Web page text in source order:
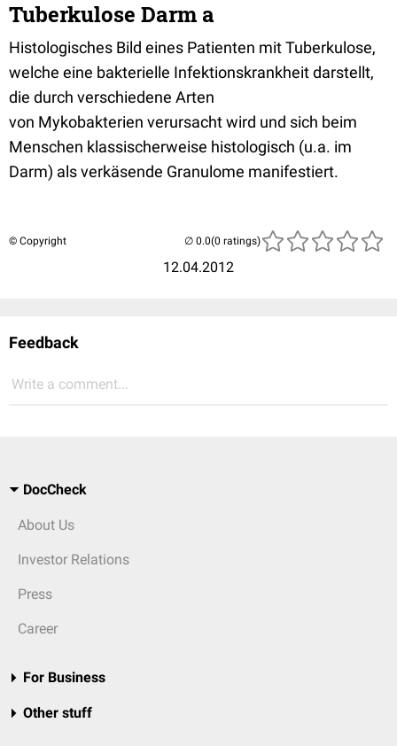
Tuberkulose Darm a
Histologisches Bild eines Patienten mit Tuberkulose,
welche eine bakterielle Infektionskrankheit darstellt,
die durch verschiedene Arten
von Mykobakterien verursacht wird und sich beim
Menschen klassischerweise histologisch (u.a. im
Darm) als verkäsende Granulome manifestiert.
© Copyright
12.04.2012
(0 ratings)
Feedback
Write a comment...
DocCheck
About Us
Investor Relations
Press
Career
For Business
Other stuff